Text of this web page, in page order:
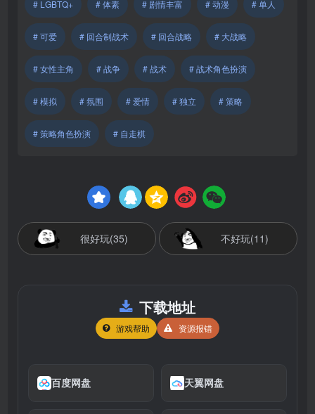
# LGBTQ+ # 体素 # 剧情丰富 # 动漫 # 单人
# 可爱 # 回合制战术 # 回合战略 # 大战略
# 女性主角 # 战争 # 战术 # 战术角色扮演
# 模拟 # 氛围 # 爱情 # 独立 # 策略
# 策略角色扮演 # 自走棋
很好玩(35) 不好玩(11)
下载地址
游戏帮助 资源报错
百度网盘 天翼网盘